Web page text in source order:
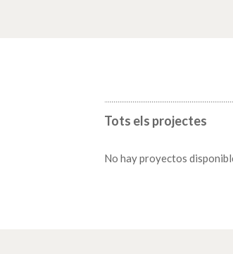
Tots els projectes
No hay proyectos